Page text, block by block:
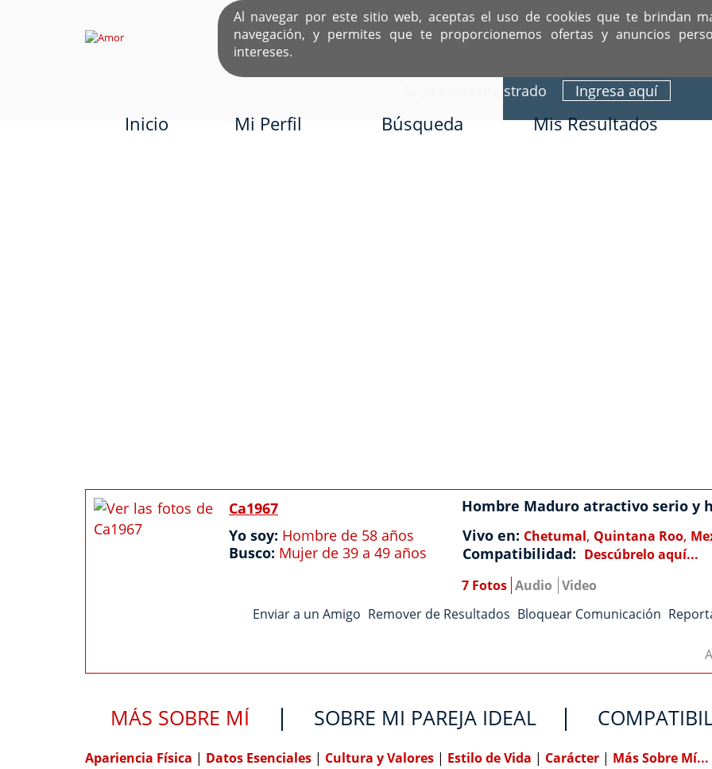
Al navegar por este sitio web, aceptas el uso de cookies que te brindan
navegación, y permites que te proporcionemos ofertas y anuncios
intereses.EL ÚNICO SITIO DEDICADO A SOLTEROS HISPANOS COMO TÚ
Ingresa aquí
Sí ya estás registrado
Inicio Mi Perfil Búsqueda Mis Resultados
Ca1967
Hombre Maduro atractivo serio y
Yo soy: Hombre de 58 años
Busco: Mujer de 39 a 49 años
Vivo en: Chetumal, Quintana Roo,
Compatibilidad: Descúbrelo aquí...
7 Fotos Audio Video
Enviar a un Amigo Remover de Resultados Bloquear Comunicación
MÁS SOBRE MÍ SOBRE MI PAREJA IDEAL
Apariencia Física | Datos Esenciales | Cultura y Valores | Estilo de Vida | Carácter | Más Sobre Mí...